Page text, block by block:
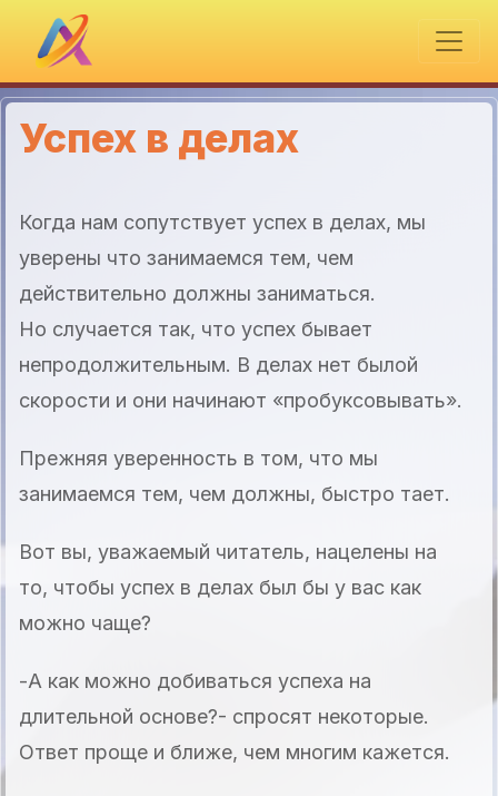
Успех в делах
Когда нам сопутствует успех в делах, мы
уверены что занимаемся тем, чем
действительно должны заниматься.
Но случается так, что успех бывает
непродолжительным. В делах нет былой
скорости и они начинают «пробуксовывать».
Прежняя уверенность в том, что мы
занимаемся тем, чем должны, быстро тает.
Вот вы, уважаемый читатель, нацелены на
то, чтобы успех в делах был бы у вас как
можно чаще?
-А как можно добиваться успеха на
длительной основе?- спросят некоторые.
Ответ проще и ближе, чем многим кажется.